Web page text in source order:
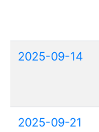
2025-09-14
2025-09-21